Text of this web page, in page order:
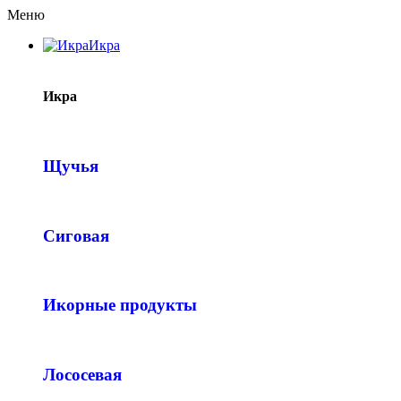
Меню
Икра
Икра
Щучья
Сиговая
Икорные продукты
Лососевая